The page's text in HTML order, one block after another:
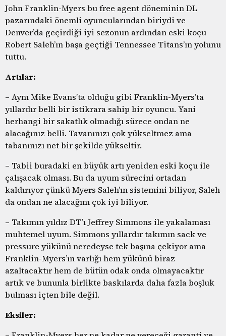
John Franklin-Myers bu free agent döneminin DL
pazarındaki önemli oyuncularından biriydi ve
Denver’da geçirdiği iyi sezonun ardından eski koçu
Robert Saleh’ın başa geçtiği Tennessee Titans’ın yolunu
tuttu.
Artılar:
– Aynı Mike Evans’ta olduğu gibi Franklin-Myers’ta
yıllardır belli bir istikrara sahip bir oyuncu. Yani
herhangi bir sakatlık olmadığı sürece ondan ne
alacağınız belli. Tavanınızı çok yükseltmez ama
tabanınızı net bir şekilde yükseltir.
– Tabii buradaki en büyük artı yeniden eski koçu ile
çalışacak olması. Bu da uyum sürecini ortadan
kaldırıyor çünkü Myers Saleh’ın sistemini biliyor, Saleh
da ondan ne alacağını çok iyi biliyor.
– Takımın yıldız DT’ı Jeffrey Simmons ile yakalaması
muhtemel uyum. Simmons yıllardır takımın sack ve
pressure yükünü neredeyse tek başına çekiyor ama
Franklin-Myers’ın varlığı hem yükünü biraz
azaltacaktır hem de bütün odak onda olmayacaktır
artık ve bununla birlikte baskılarda daha fazla boşluk
bulması içten bile değil.
Eksiler: